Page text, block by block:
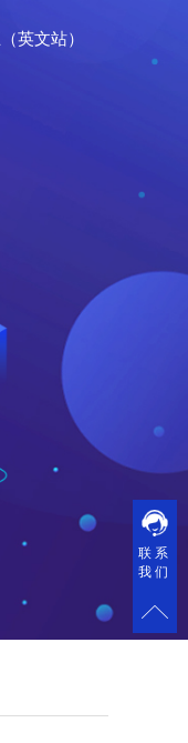
英文站）
联系
我们